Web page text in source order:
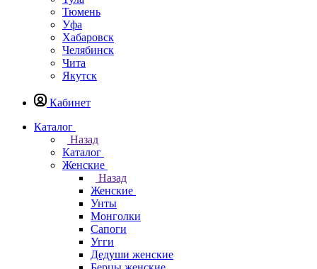
Тюмень
Уфа
Хабаровск
Челябинск
Чита
Якутск
Кабинет
Каталог
Назад
Каталог
Женские
Назад
Женские
Унты
Монголки
Сапоги
Угги
Дедуши женские